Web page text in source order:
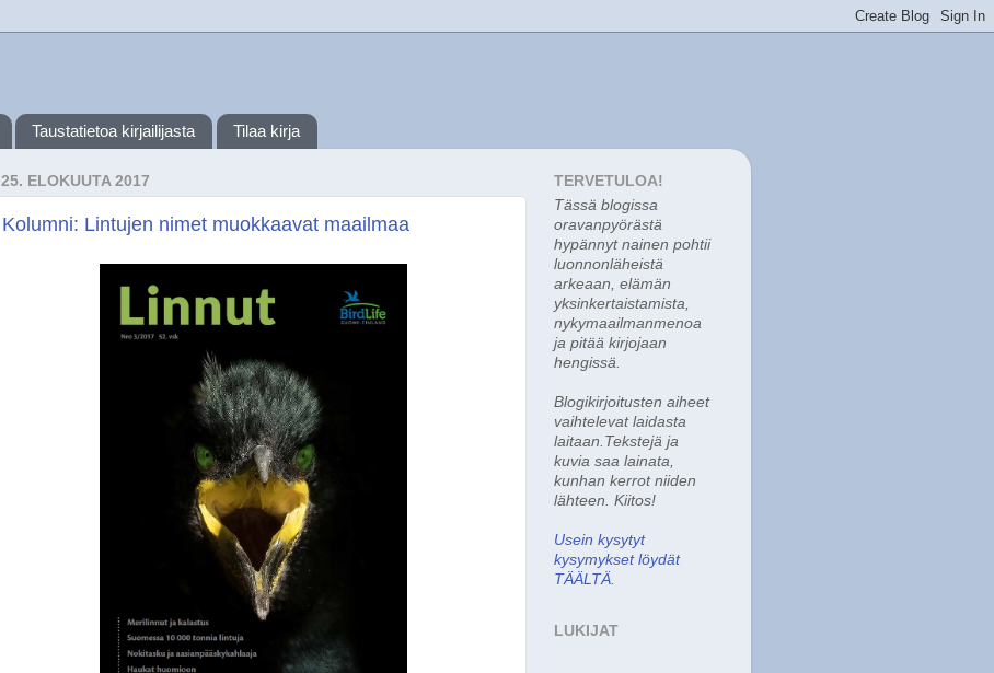
Taustatietoa kirjailijasta Tilaa kirja
25. ELOKUUTA 2017
Kolumni: Lintujen nimet muokkaavat maailmaa
TERVETULOA!
Tässä blogissa
oravanpyörästä
hypännyt nainen pohtii
luonnonläheistä
arkeaan, elämän
yksinkertaistamista,
nykymaailmanmenoa
ja pitää kirjojaan
hengissä.
Blogikirjoitusten aiheet
vaihtelevat laidasta
laitaan.Tekstejä ja
kuvia saa lainata,
kunhan kerrot niiden
lähteen. Kiitos!
Usein kysytyt
kysymykset löydät
TÄÄLTÄ.
LUKIJAT